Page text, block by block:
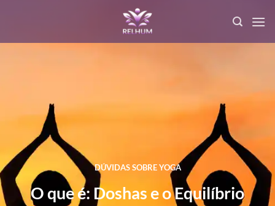
DÚVIDAS SOBRE YOGA
O que é: Doshas e o Equilíbrio